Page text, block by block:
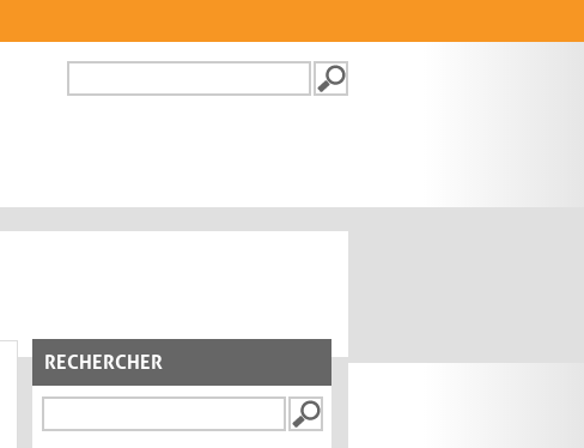
FORMULAIRE DE
RECHERCHER